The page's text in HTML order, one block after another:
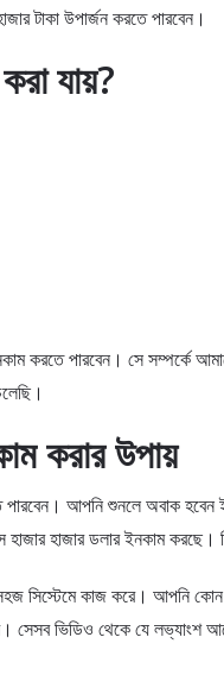
টাকা উপার্জন করতে পারবেন।
যায়?
করতে পারবেন। সে সম্পর্কে
করার উপায়
আপনি শুনলে অবাক
হাজার ডলার ইনকাম করছে।
সিস্টেমে কাজ করে। আপনি কোন
সেসব ভিডিও থেকে যে